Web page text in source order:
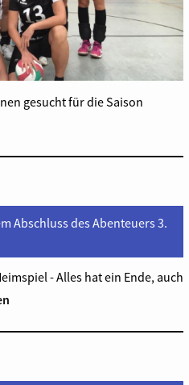
gesucht für die Saison
Abschluss des Abenteuers 3.
- Alles hat ein Ende, auch